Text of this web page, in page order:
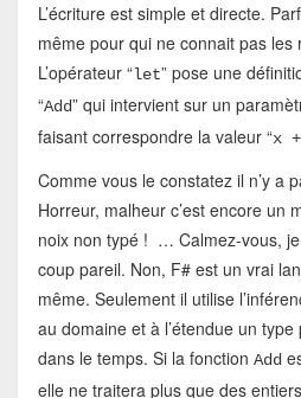
L’écriture est simple et directe.
même pour qui ne connait pas les
L’opérateur “let” pose une
“Add” qui intervient sur un
faisant correspondre la valeur “x
Comme vous le constatez il n’y a
Horreur, malheur c’est encore un
noix non typé ! … Calmez-vous,
coup pareil. Non, F# est un vrai
même. Seulement il utilise
au domaine et à l’étendue un
dans le temps. Si la fonction Add
elle ne traitera plus que des